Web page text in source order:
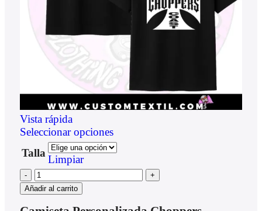
Vista rápida
Seleccionar opciones
Talla
Limpiar
Añadir al carrito